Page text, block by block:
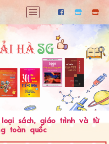
sách, giáo trình và từ
toàn quốc